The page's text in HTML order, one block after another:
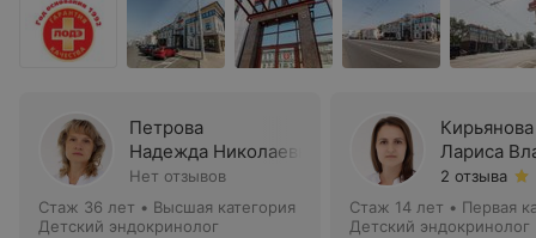
Петрова
Надежда Николаевна
Нет отзывов
Стаж 36 лет • Высшая категория
Детский эндокринолог
Кирьянова
Лариса
2 отзыва
Стаж 14 лет • Первая
Детский эндокринолог